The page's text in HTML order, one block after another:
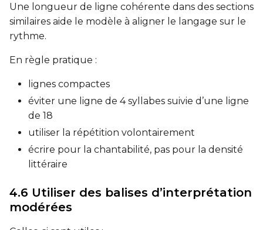
Une longueur de ligne cohérente dans des sections
similaires aide le modèle à aligner le langage sur le
rythme.
En règle pratique :
lignes compactes
éviter une ligne de 4 syllabes suivie d’une ligne
de 18
utiliser la répétition volontairement
écrire pour la chantabilité, pas pour la densité
littéraire
4.6 Utiliser des balises d’interprétation
modérées